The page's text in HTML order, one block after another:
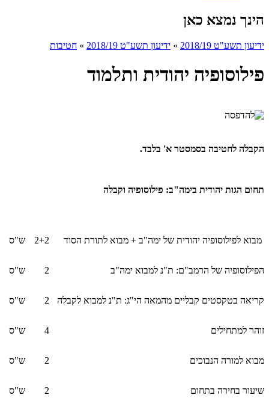
הינך נמצא כאן
ידיעון תשע"ט 2018/19 » ידיעון תשע"ט 2018/19 » חטיבות
פילוסופיה יהודית ותלמוד
הקבלה לחטיבה בסמסטר א' בלבד.
תחום הגות יהודית בימה"ב: פילוסופיה וקבלה
מבוא לפילוסופיה יהודית של ימה"ב + מבוא לתורת הסוד 2+2 ש"ס
הפילוסופיה של הרמב"ם: ת"נ למבוא ימה"ב 2 ש"ס
קריאה בטקסטים קבליים מהמאה הי"ג: ת"נ למבוא לקבלה 2 ש"ס
זוהר למתחילים 4 ש"ס
מבוא למורה הנבוכים 2 ש"ס
שיעור בחירה בתחום 2 ש"ס